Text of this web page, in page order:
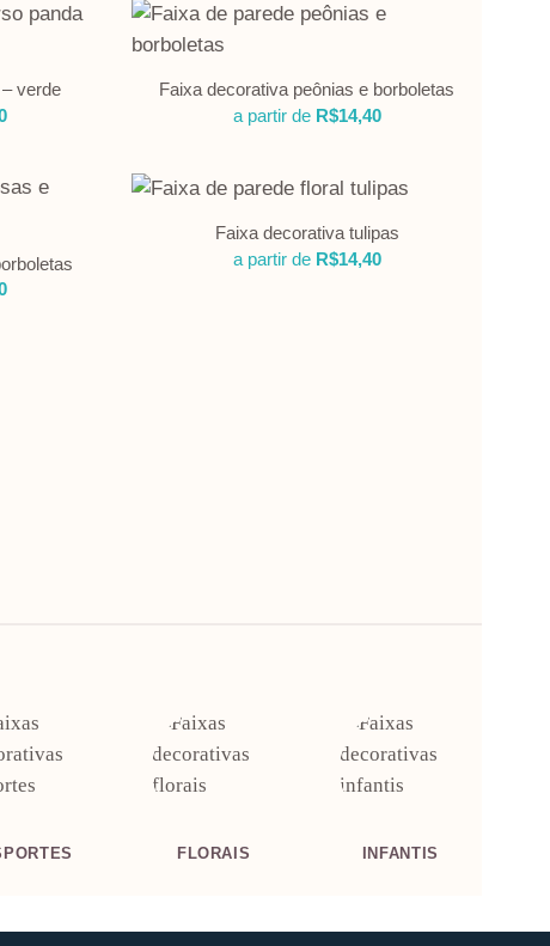
verde
Faixa decorativa peônias e borboletas
a partir de R$14,40
Faixa decorativa tulipas
a partir de R$14,40
FLORAIS INFANTIS